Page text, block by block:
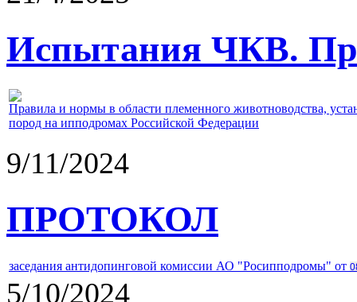
Испытания ЧКВ.
Правила и нормы в области племенного животноводства,
пород на ипподромах Российской Федерации
9/11/2024
ПРОТОКОЛ
заседания антидопинговой комиссии АО "Росипподромы" от
5/10/2024